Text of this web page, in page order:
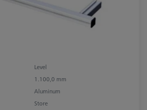
Level
1.100,0 mm
Aluminum
Store